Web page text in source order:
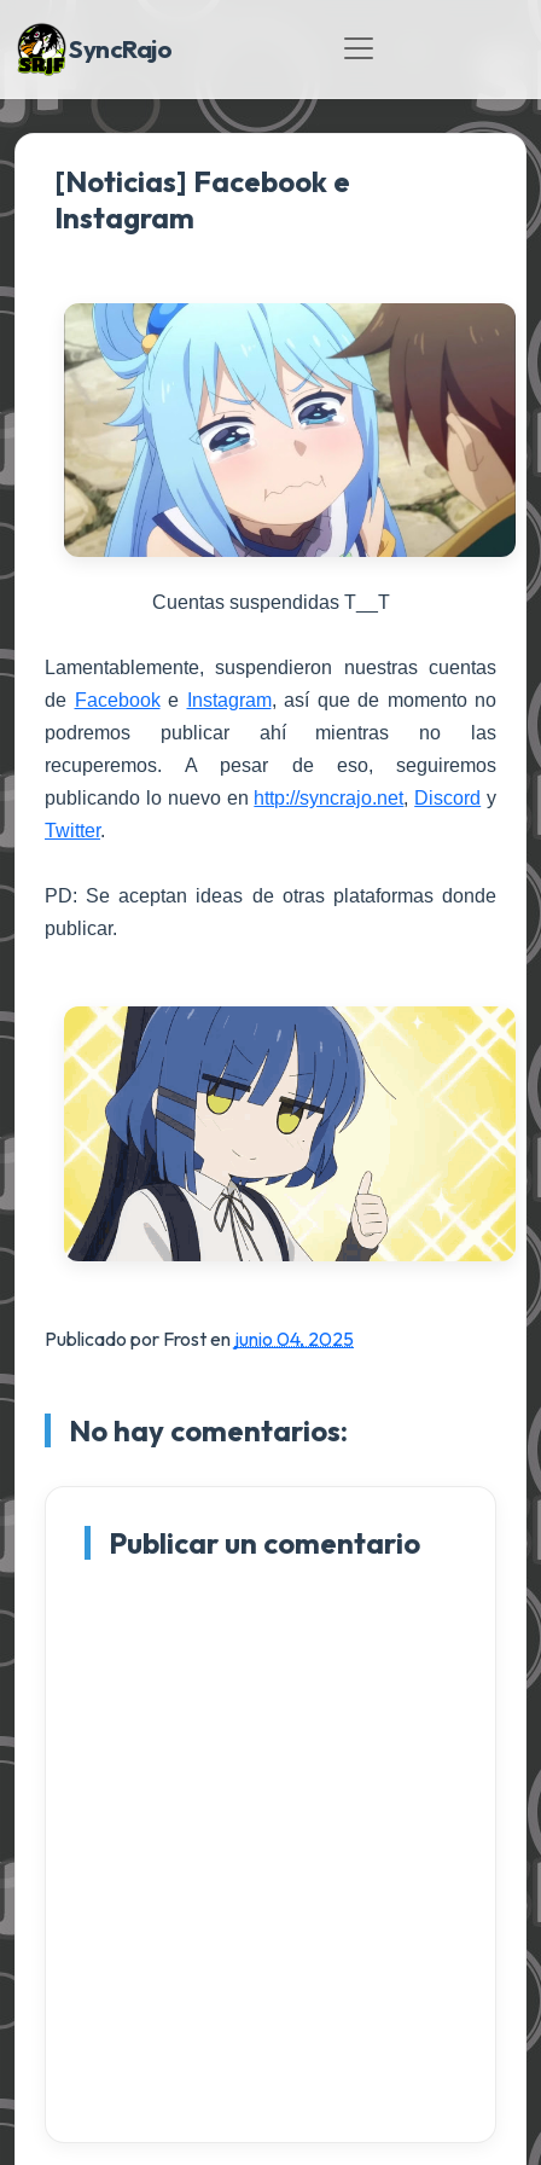
SyncRajo
[Noticias] Facebook e
Instagram
Cuentas suspendidas T__T
Lamentablemente, suspendieron nuestras cuentas
de Facebooke Instagram, así que de momento no
podremos publicar ahí mientras no las
recuperemos. A pesar de eso, seguiremos
publicando lo nuevo en http://syncrajo.net, Discord y
Twitter.
PD: Se aceptan ideas de otras plataformas donde
publicar.
Publicado por Frosten junio 04, 2025
No hay comentarios:
Publicar un comentario